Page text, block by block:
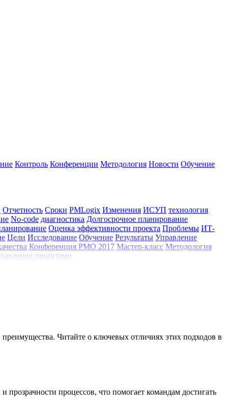
Контроль Конференции Методология Новости Обучение
Отчетность Сроки PMLogix Изменения ИСУП технология
No-code диагностика Долгосрочное планирование
Оценка эффективности проекта Проблемы ИТ-
Цели Исследование Обучение Результаты Управление
Конференция РМО 2017 Мастер-класс Методология
проектами
Читайте о ключевых отличиях этих подходов в
процессов, что помогает командам достигать